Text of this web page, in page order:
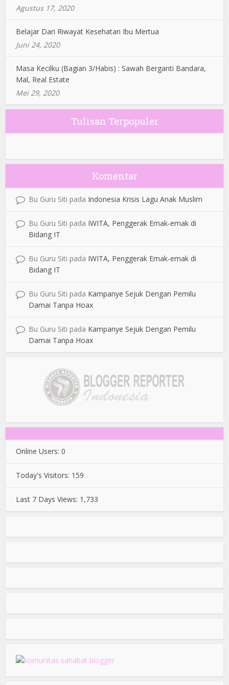
Agustus 17, 2020
Belajar Dari Riwayat Kesehatan Ibu Mertua
Juni 24, 2020
Masa Kecilku (Bagian 3/Habis) : Sawah Berganti Bandara,
Mal, Real Estate
Mei 29, 2020
Tulisan Terpopuler
Komentar
Bu Guru Siti pada Indonesia Krisis Lagu Anak Muslim
Bu Guru Siti pada IWITA, Penggerak Emak-emak di
Bidang IT
Bu Guru Siti pada IWITA, Penggerak Emak-emak di
Bidang IT
Bu Guru Siti pada Kampanye Sejuk Dengan Pemilu
Damai Tanpa Hoax
Bu Guru Siti pada Kampanye Sejuk Dengan Pemilu
Damai Tanpa Hoax
Online Users:0
Today's Visitors: 159
Last 7 Days Views: 1,733